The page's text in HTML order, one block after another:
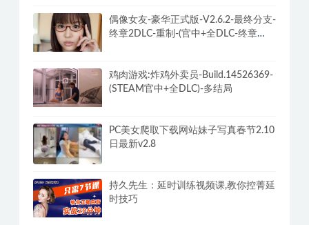
偶像女友-豪华正式版-V2.6.2-最终分支-
终章2DLC-重制-(官中+全DLC-终章
鸡肉游戏:炸鸡外卖员-Build.14526369-
(STEAM官中+全DLC)-多结局
PC美女爬取下载网站妹子写真春节2.10
日最新v2.8
持久先生：延时训练视频课,教你控菁延
时技巧